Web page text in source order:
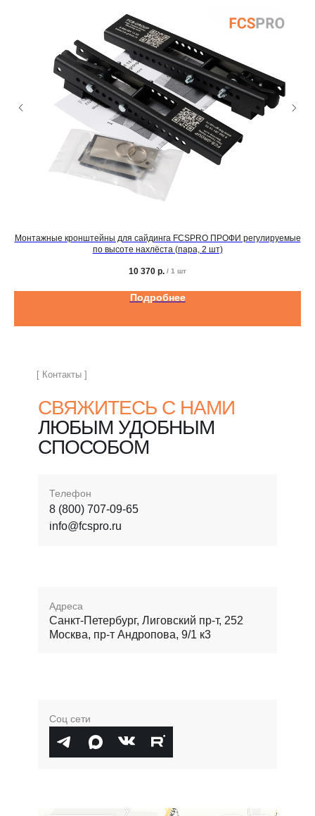
Монтажные кронштейны для сайдинга FCSPRO ПРОФИ регулируемые
по высоте нахлёста (пара, 2 шт)
10 370 р. / 1 шт
Подробнее
Соц сети
Адреса
Санкт-Петербург, Лиговский пр-т, 252
Москва, пр-т Андропова, 9/1 к3
Телефон
8 (800) 707-09-65
info@fcspro.ru
СВЯЖИТЕСЬ С НАМИ
ЛЮБЫМ УДОБНЫМ
СПОСОБОМ
[ Контакты ]